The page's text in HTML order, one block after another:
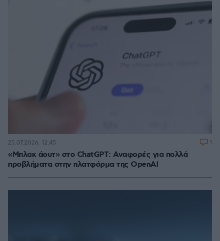
«Μπλακ άουτ» στο ChatGPT: Αναφορές για πολλά
προβλήματα στην πλατφόρμα της OpenAI
25.07.2026, 12:45 1